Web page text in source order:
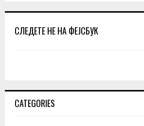
СЛЕДЕТЕ НЕ НА ФЕЈСБУК
CATEGORIES